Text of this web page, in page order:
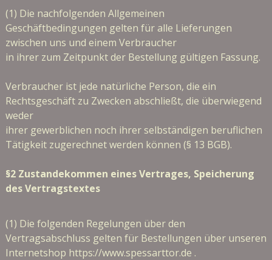
(1) Die nachfolgenden Allgemeinen
Geschäftbedingungen gelten für alle Lieferungen
zwischen uns und einem Verbraucher
in ihrer zum Zeitpunkt der Bestellung gültigen Fassung.
Verbraucher ist jede natürliche Person, die ein
Rechtsgeschäft zu Zwecken abschließt, die überwiegend
weder
ihrer gewerblichen noch ihrer selbständigen beruflichen
Tätigkeit zugerechnet werden können (§ 13 BGB).
§2 Zustandekommen eines Vertrages, Speicherung
des Vertragstextes
(1) Die folgenden Regelungen über den
Vertragsabschluss gelten für Bestellungen über unseren
Internetshop https://www.spessarttor.de .